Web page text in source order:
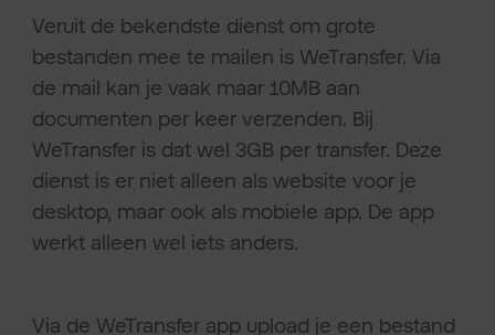
Veruit de bekendste dienst om grote
bestanden mee te mailen is WeTransfer. Via
de mail kan je vaak maar 10MB aan
documenten per keer verzenden. Bij
WeTransfer is dat wel 3GB per transfer. Deze
dienst is er niet alleen als website voor je
desktop, maar ook als mobiele app. De app
werkt alleen wel iets anders.
Via de WeTransfer app upload je een bestand